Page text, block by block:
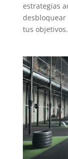
estrategias
desbloquear
tus